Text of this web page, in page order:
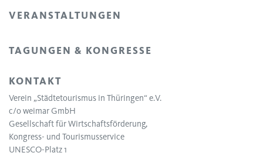
VERANSTALTUNGEN
TAGUNGEN & KONGRESSE
KONTAKT
Verein „Städtetourismus in Thüringen“ e.V.
c/o weimar GmbH
Gesellschaft für Wirtschaftsförderung,
Kongress- und Tourismusservice
UNESCO-Platz 1